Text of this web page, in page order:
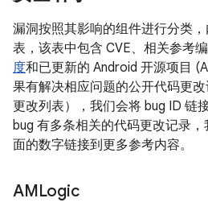
漏洞按照其影响的组件进行分类
表，该表中包含 CVE、相关参考编
度和已更新的 Android 开源项目
果有解决相应问题的公开代码更
更改列表），我们会将 bug ID 链
bug 有多条相关的代码更改记录
面的数字链接到更多参考内容。
AMLogic